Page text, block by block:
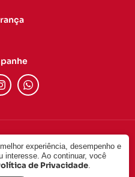
24.757.092/0001-17. Todos
experiência, desempenho e
interesse. Ao continuar, você
de Privacidade.